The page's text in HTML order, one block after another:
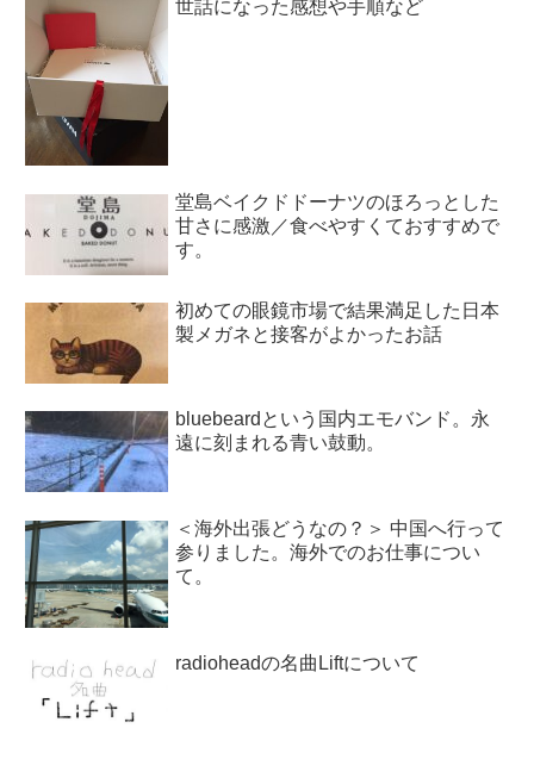
世話になった感想や手順など
堂島ベイクドドーナツのほろっとした
甘さに感激／食べやすくておすすめで
す。
初めての眼鏡市場で結果満足した日本
製メガネと接客がよかったお話
bluebeardという国内エモバンド。永
遠に刻まれる青い鼓動。
＜海外出張どうなの？＞ 中国へ行って
参りました。海外でのお仕事につい
て。
radioheadの名曲Liftについて